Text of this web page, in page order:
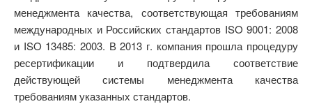
менеджмента качества, соответствующая требованиям
международных и Российских стандартов ISO 9001: 2008
и ISO 13485: 2003. В 2013 г. компания прошла процедуру
ресертификации и подтвердила соответствие
действующей системы менеджмента качества
требованиям указанных стандартов.